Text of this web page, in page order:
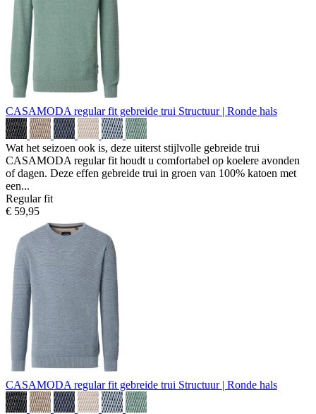
CASAMODA regular fit gebreide trui Structuur | Ronde hals
Wat het seizoen ook is, deze uiterst stijlvolle gebreide trui
CASAMODA regular fit houdt u comfortabel op koelere avonden
of dagen. Deze effen gebreide trui in groen van 100% katoen met
een...
Regular fit
€ 59,95
CASAMODA regular fit gebreide trui Structuur | Ronde hals